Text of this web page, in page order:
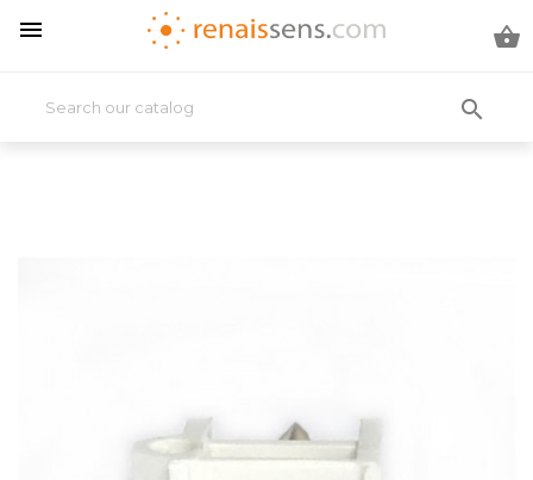
 
